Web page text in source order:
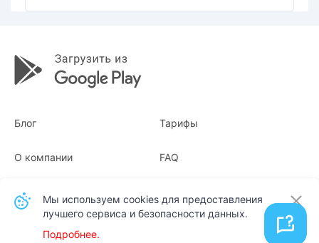
Блог Тарифы
О компании
Квитанции
FAQ
Мы используем cookies для предоставления
лучшего сервиса и безопасности данных.
Подробнее.